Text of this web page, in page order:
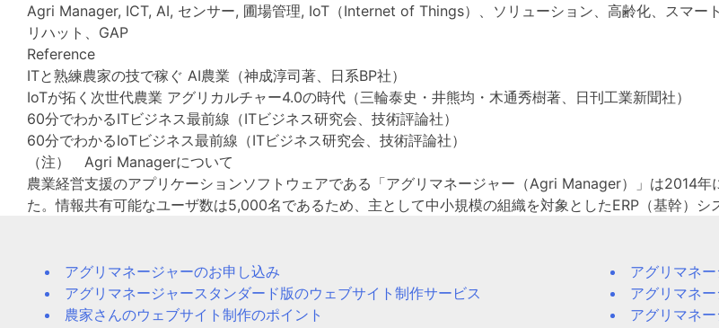
Agri Manager, ICT, AI, センサー, 圃場管理, IoT（Internet of Things）、ソリューション、高齢化、スマー
リハット、GAP
Reference
ITと熟練農家の技で稼ぐ AI農業（神成淳司著、日系BP社）
IoTが拓く次世代農業 アグリカルチャー4.0の時代（三輪泰史・井熊均・木通秀樹著、日刊工業新聞社）
60分でわかるITビジネス最前線（ITビジネス研究会、技術評論社）
60分でわかるIoTビジネス最前線（ITビジネス研究会、技術評論社）
（注） Agri Managerについて
農業経営支援のアプリケーションソフトウェアである「アグリマネージャー（Agri Manager）」は2014
た。情報共有可能なユーザ数は5,000名であるため、主として中小規模の組織を対象としたERP（基幹）シ
アグリマネージャーのお申し込み
アグリマネージャースタンダード版のウェブサイト制作サービス
農家さんのウェブサイト制作のポイント
アグリマネ
アグリマネ
アグリマネ